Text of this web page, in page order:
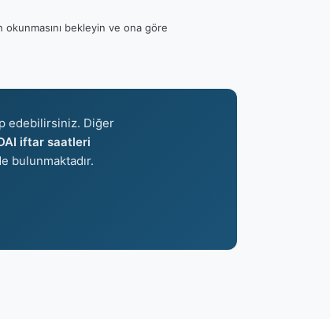
okunmasını bekleyin ve ona göre
edebilirsiniz. Diğer
iftar saatleri
bulunmaktadır.